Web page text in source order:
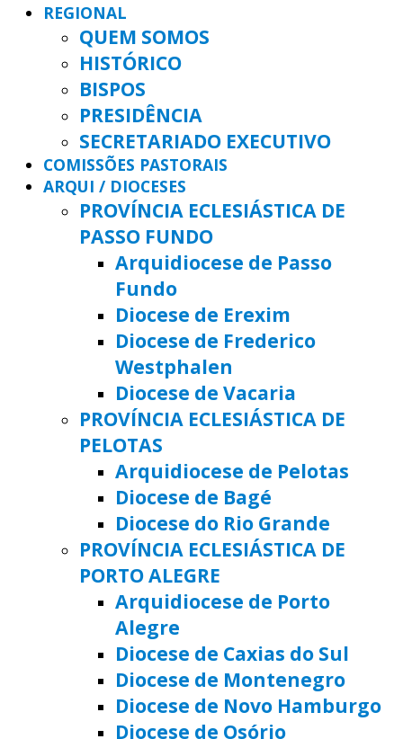
REGIONAL
QUEM SOMOS
HISTÓRICO
BISPOS
PRESIDÊNCIA
SECRETARIADO EXECUTIVO
COMISSÕES PASTORAIS
ARQUI / DIOCESES
PROVÍNCIA ECLESIÁSTICA DE
PASSO FUNDO
Arquidiocese de Passo
Fundo
Diocese de Erexim
Diocese de Frederico
Westphalen
Diocese de Vacaria
PROVÍNCIA ECLESIÁSTICA DE
PELOTAS
Arquidiocese de Pelotas
Diocese de Bagé
Diocese do Rio Grande
PROVÍNCIA ECLESIÁSTICA DE
PORTO ALEGRE
Arquidiocese de Porto
Alegre
Diocese de Caxias do Sul
Diocese de Montenegro
Diocese de Novo Hamburgo
Diocese de Osório